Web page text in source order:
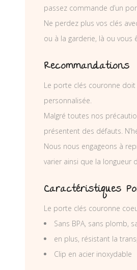
passez commande d’un
Ne perdez plus vos clés
ou à la garderie, là ou vous
Recommandations
Le porte clés couronne
personnalisée.
Malgré toutes nos
présentent des défauts.
Nous nous engageons à
varier ainsi que la longueur
Caractéristiques
Le porte clés couronne
Sans BPA, sans plomb,
en plus, résistant la
Clip en acier inoxydable